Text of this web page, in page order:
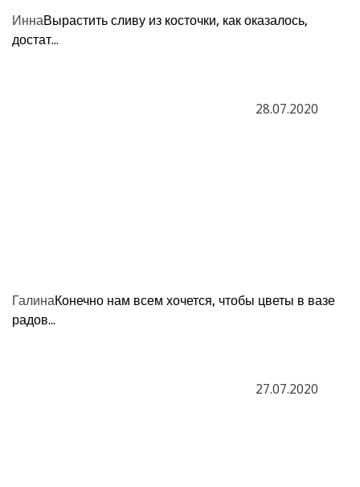
ИннаВырастить сливу из косточки, как оказалось,
достат...
28.07.2020
ГалинаКонечно нам всем хочется, чтобы цветы в вазе
радов...
27.07.2020